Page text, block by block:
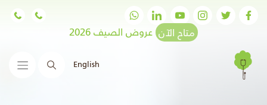
متاح الآن عروض الصيف 2026
English البحث